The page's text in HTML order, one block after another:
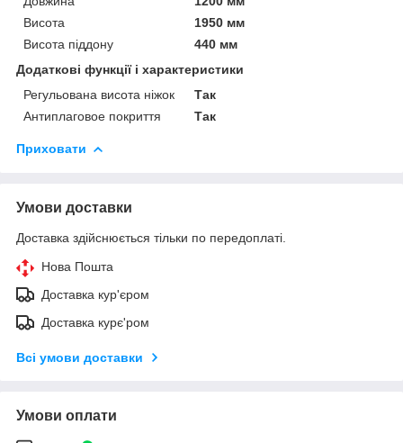
Висота
1950 мм
Висота піддону
440 мм
Додаткові функції і характеристики
Регульована висота ніжок
Так
Антиплаговое покриття
Так
Приховати
Умови доставки
Доставка здійснюється тільки по передоплаті.
Нова Пошта
Доставка кур'єром
Доставка курє'ром
Всі умови доставки
Умови оплати